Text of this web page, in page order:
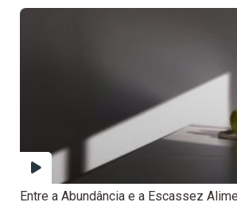
Entre a Abundância e a Escassez